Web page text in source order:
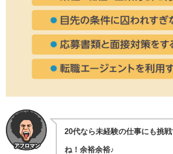
20代なら未経験の仕事にも挑
ね！余裕余裕♪